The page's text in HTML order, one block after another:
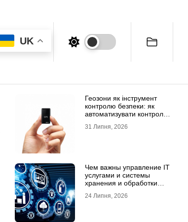
UK
Геозони як інструмент
контролю безпеки: як
автоматизувати контроль
31 Липня, 2026
Чем важны управление IT
услугами и системы
хранения и обработки
24 Липня, 2026